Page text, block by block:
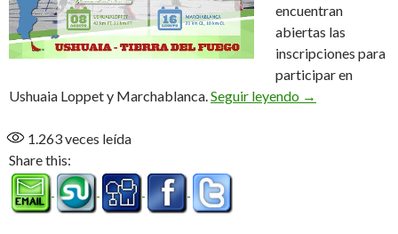
encuentran
abiertas las
inscripciones para
participar en
Ushuaia Loppet y Marchablanca. Seguir leyendo Inscripciones
→
1.263veces leída
Share this: